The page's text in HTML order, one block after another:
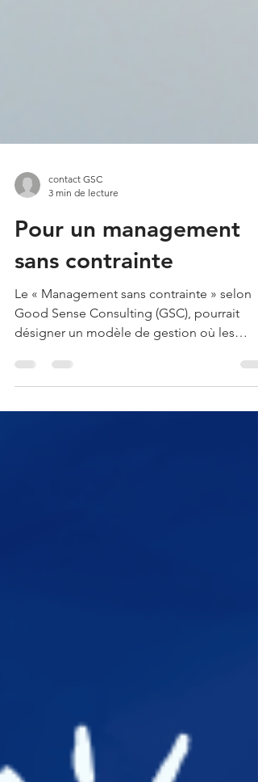
contact GSC
Pour un management
sans contrainte
Good Sense Consulting (GSC), pourrait
désigner un modèle de gestion où les
dirigeants cherchent